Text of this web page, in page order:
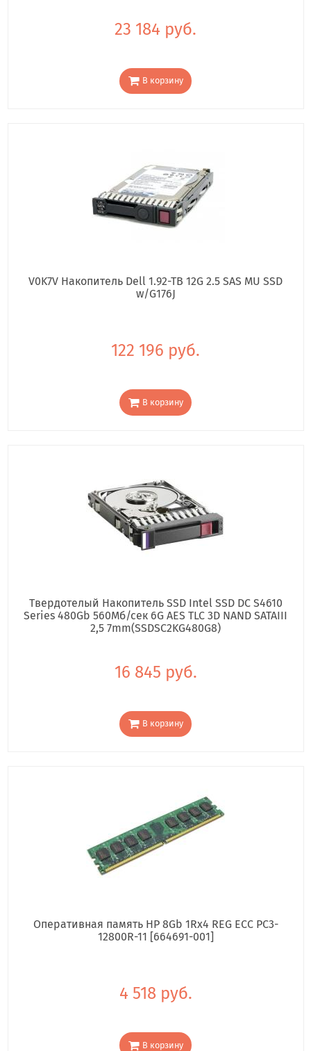
23 184 руб.
В корзину
V0K7V Накопитель Dell 1.92-TB 12G 2.5 SAS MU SSD
w/G176J
122 196 руб.
В корзину
Твердотелый Накопитель SSD Intel SSD DC S4610
Series 480Gb 560Мб/сек 6G AES TLC 3D NAND SATAIII
2,5 7mm(SSDSC2KG480G8)
16 845 руб.
В корзину
Оперативная память HP 8Gb 1Rx4 REG ECC PC3-
12800R-11 [664691-001]
4 518 руб.
В корзину